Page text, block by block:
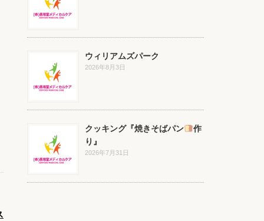
ウィリアムズパーク
2026年8月3日
クッキング『焼きそばパン
作
り』
2026年7月31日